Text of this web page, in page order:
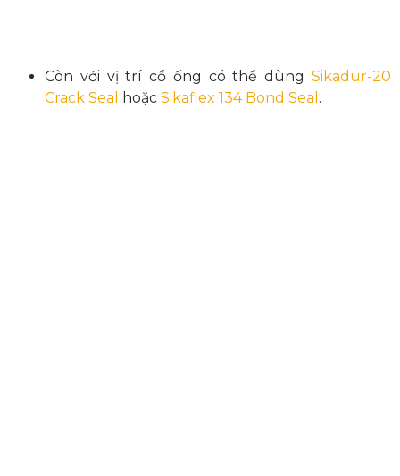
Còn với vị trí cổ ống có thể dùng Sikadur-20
Crack Seal
hoặc Sikaflex 134 Bond Seal .